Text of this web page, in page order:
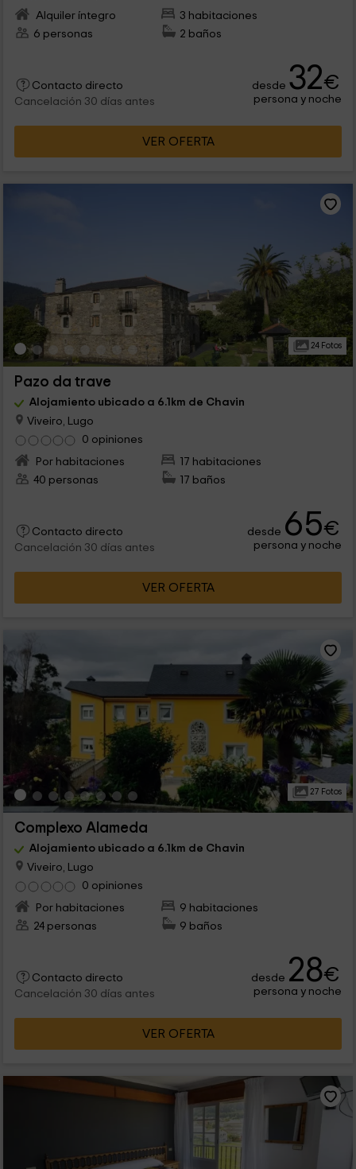
Alquiler íntegro
3 habitaciones
6 personas
2 baños
Contacto directo
Cancelación 30 días antes
desde 32€
persona y noche
VER OFERTA
24 Fotos
Pazo da trave
Alojamiento ubicado a 6.1km de Chavin
Viveiro, Lugo
0 opiniones
Por habitaciones
17 habitaciones
40 personas
17 baños
Contacto directo
Cancelación 30 días antes
desde 65€
persona y noche
VER OFERTA
27 Fotos
Complexo Alameda
Alojamiento ubicado a 6.1km de Chavin
Viveiro, Lugo
0 opiniones
Por habitaciones
9 habitaciones
24 personas
9 baños
Contacto directo
Cancelación 30 días antes
desde 28€
persona y noche
VER OFERTA